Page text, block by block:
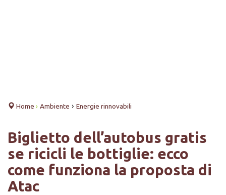
Home › Ambiente › Energie rinnovabili
Biglietto dell’autobus gratis
se ricicli le bottiglie: ecco
come funziona la proposta di
Atac